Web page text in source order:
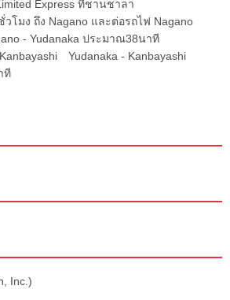
Express ที่ชานชาลา
โมง ถึง Nagano และต่อรถไฟ Nagano
- Yudanaka ประมาณ38นาที
Yudanaka - Kanbayashi
ที
Inc.)